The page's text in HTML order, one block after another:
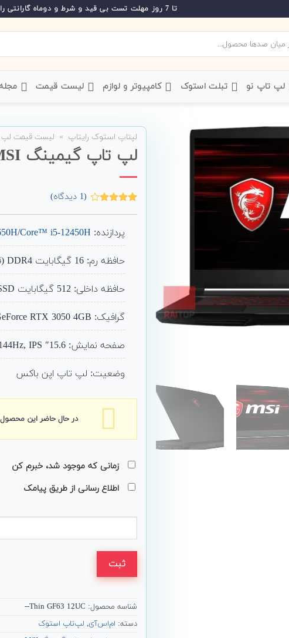
تا 7 روز مهلت تست بی قید و شرط و دوماه گارانتی رایگان
‌لپ تاپ نو ‌ تبلت استوک ‌ کامپیوتر و لوازم ‌ لیست قیمت
لپتاپ استوک رایتاپ » لیست قیمت لپ
لپ تاپ گیمینگ MSI مدل Thin GF63 12U
امتیاز
مشتری
(
1 دیدگاه)
پردازنده: /Core™ i5-12450H
حافظه رم: 16 گیگابایت DDR4 (قابل ارتقا تا 64)
حافظه داخلی: 512 گیگابایت SSD (قابل ارتقا)
گرافیک: NVIDIA GeForce RTX 3050 4GB
صفحه نمایش: 15.6″ FHD (1920×1080), 144Hz, IPS
وضعیت: لپ تاپ اپن باکس
در حال حاضر این
زمانی که موجود شد، خبرم کن
اطلاع رسانی از طریق پیامک
ثبت
شناسه محصول: Thin GF63 12UC--
دسته: ام‌اس‌آی, لپ‌تاپ استوک